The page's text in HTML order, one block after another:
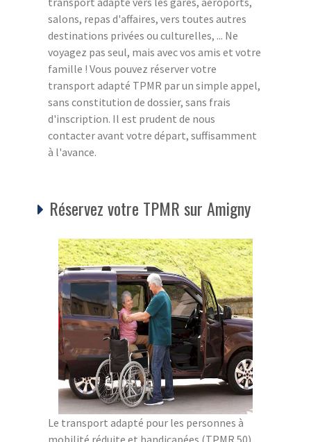
salons, repas d'affaires, vers toutes autres
destinations privées ou culturelles, ... Ne
voyagez pas seul, mais avec vos amis et votre
famille ! Vous pouvez réserver votre
transport adapté TPMR par un simple appel,
sans constitution de dossier, sans frais
d'inscription. Il est prudent de nous
contacter avant votre départ, suffisamment
à l'avance.
Réservez votre TPMR sur Amigny
Le transport adapté pour les personnes à
mobilité réduite et handicapées (TPMR 50)